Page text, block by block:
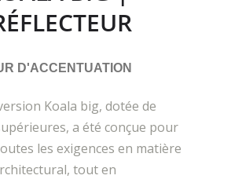
D'ACCENTUATION
Koala big, dotée de
a été conçue pour
les exigences en matière
tout en